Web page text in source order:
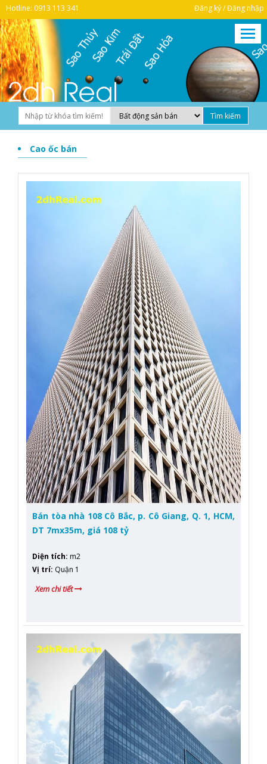
Hotline: 0913 113 341 Đăng ký / Đăng nhập
Cao ốc bán
Bán tòa nhà 108 Cô Bắc, p. Cô Giang, Q. 1, HCM,
DT 7mx35m, giá 108 tỷ
Diện tích: m2
Vị trí: Quận 1
Xem chi tiết